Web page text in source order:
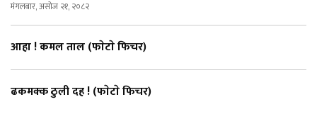
मंगलबार, असोज २१, २०८२
आहा ! कमल ताल (फाेटाे फिचर)
ढकमक्क ठुली दह ! (फाेटाे फिचर)